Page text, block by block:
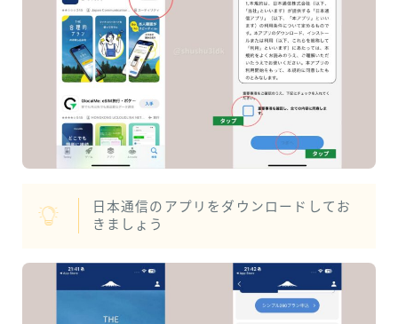
日本通信のアプリをダウンロードしてお
きましょう